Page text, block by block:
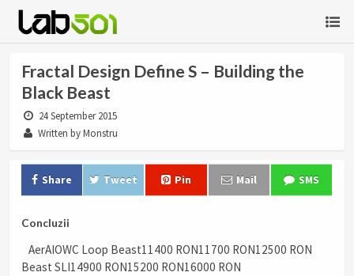
Fractal Design Define S – Building the
Black Beast
24 September 2015
Written by Monstru
Share Tweet Pin Mail SMS
Concluzii
AerAIOWC Loop Beast11400 RON11700 RON12500 RON
Beast SLI14900 RON15200 RON16000 RON